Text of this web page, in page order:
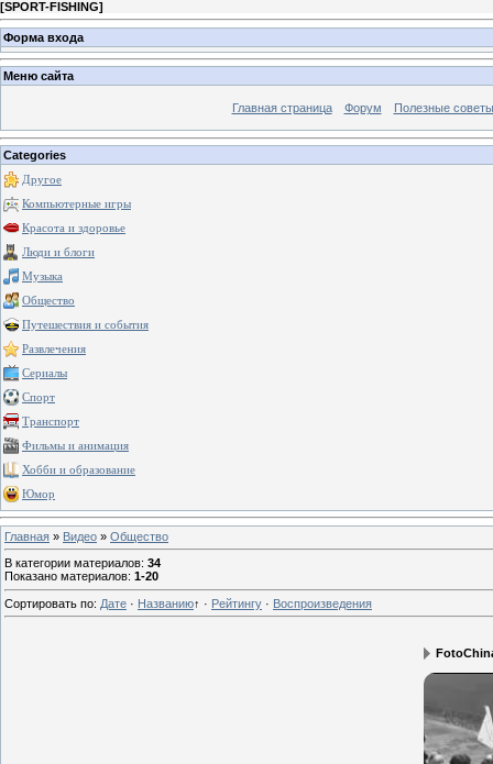
[SPORT-FISHING]
Форма входа
Меню сайта
Главная страница Форум Полезные советы
Categories
Другое
Компьютерные игры
Красота и здоровье
Люди и блоги
Музыка
Общество
Путешествия и события
Развлечения
Сериалы
Спорт
Транспорт
Фильмы и анимация
Хобби и образование
Юмор
Главная » Видео » Общество
В категории материалов: 34
Показано материалов: 1-20
Сортировать по: Дате · Названию↑ · Рейтингу · Воспроизведения